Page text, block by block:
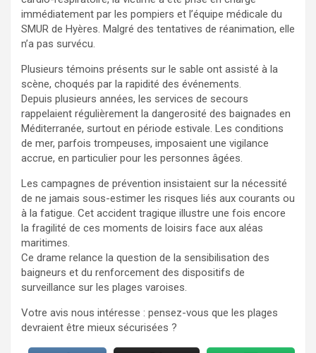
immédiatement par les pompiers et l’équipe médicale du
SMUR de Hyères. Malgré des tentatives de réanimation, elle
n’a pas survécu.
Plusieurs témoins présents sur le sable ont assisté à la
scène, choqués par la rapidité des événements.
Depuis plusieurs années, les services de secours
rappelaient régulièrement la dangerosité des baignades en
Méditerranée, surtout en période estivale. Les conditions
de mer, parfois trompeuses, imposaient une vigilance
accrue, en particulier pour les personnes âgées.
Les campagnes de prévention insistaient sur la nécessité
de ne jamais sous-estimer les risques liés aux courants ou
à la fatigue. Cet accident tragique illustre une fois encore
la fragilité de ces moments de loisirs face aux aléas
maritimes.
Ce drame relance la question de la sensibilisation des
baigneurs et du renforcement des dispositifs de
surveillance sur les plages varoises.
Votre avis nous intéresse : pensez-vous que les plages
devraient être mieux sécurisées ?